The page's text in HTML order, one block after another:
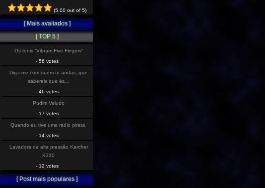
(5,00 out of 5)
[ Mais avaliados ]
[ TOP 5 ]
Os tenis “Vibram Five Fingers”
- 56 votes
Diga-me com quem tu andas, que
sabereis que és…
- 46 votes
Pudim Veludo
- 17 votes
Quando eu tive uma rádio pirata.
- 14 votes
Lavadora de alta pressão Karcher
K330
- 12 votes
[ Post mais populares ]